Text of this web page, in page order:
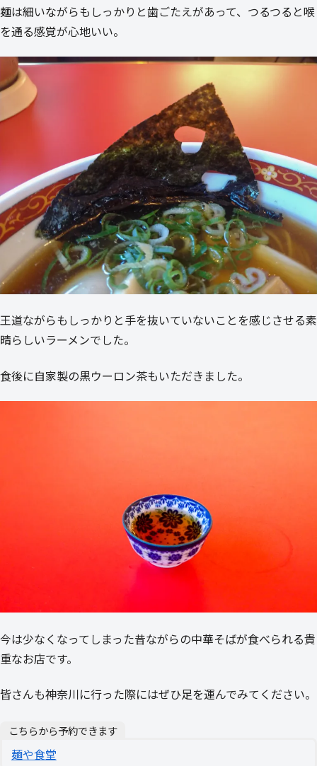
麺は細いながらもしっかりと歯ごたえがあって、つるつると喉
を通る感覚が心地いい。
王道ながらもしっかりと手を抜いていないことを感じさせる素
晴らしいラーメンでした。
食後に自家製の黒ウーロン茶もいただきました。
今は少なくなってしまった昔ながらの中華そばが食べられる貴
重なお店です。
皆さんも神奈川に行った際にはぜひ足を運んでみてください。
こちらから予約できます
麺や食堂